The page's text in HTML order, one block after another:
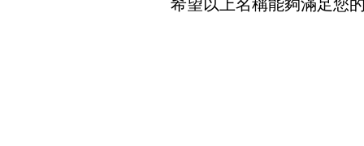
希望以上名稱能夠滿足您